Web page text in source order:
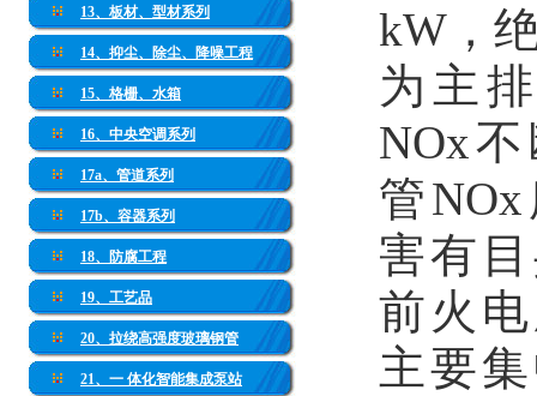
13、板材、型材系列
14、抑尘、除尘、降噪工程
15、格栅、水箱
16、中央空调系列
17a、管道系列
17b、容器系列
18、防腐工程
19、工艺品
20、拉绕高强度玻璃钢管
21、一 体化智能集成泵站
kW，
为主
NOx
管
害有
前火
主要